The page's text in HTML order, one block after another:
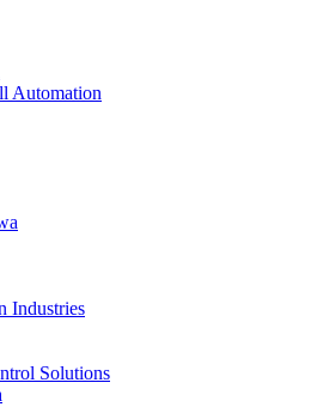
Automation
Industries
Solutions